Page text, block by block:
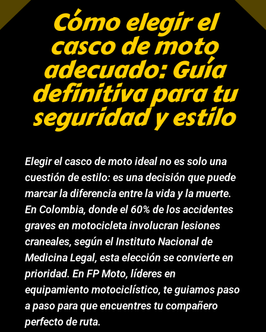
Cómo elegir el
casco de moto
adecuado: Guía
definitiva para tu
seguridad y estilo
Elegir el casco de moto ideal no es solo una
cuestión de estilo: es una decisión que puede
marcar la diferencia entre la vida y la muerte.
En Colombia, donde el 60% de los accidentes
graves en motocicleta involucran lesiones
craneales, según el Instituto Nacional de
Medicina Legal, esta elección se convierte en
prioridad. En FP Moto, líderes en
equipamiento motociclístico, te guiamos paso
a paso para que encuentres tu compañero
perfecto de ruta.